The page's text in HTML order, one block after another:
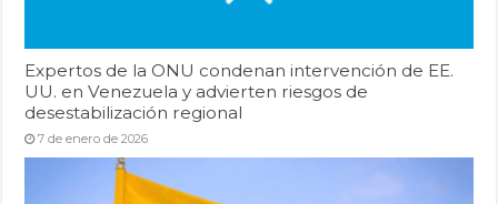
Expertos de la ONU condenan intervención de EE.
UU. en Venezuela y advierten riesgos de
desestabilización regional
7 de enero de 2026